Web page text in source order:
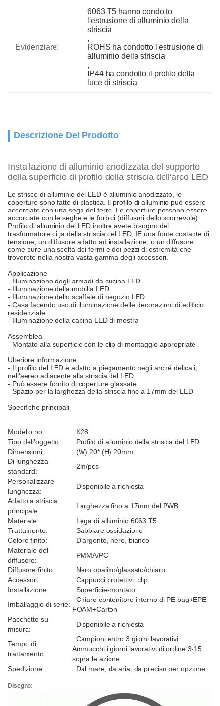
Evidenziare:
6063 T5 hanno condotto
l'estrusione di alluminio della
striscia
,
ROHS ha condotto l'estrusione di
alluminio della striscia
,
IP44 ha condotto il profilo della
luce di striscia
Descrizione Del Prodotto
Installazione di alluminio anodizzata del supporto
della superficie di profilo della striscia dell'arco LED
Le strisce di alluminio del LED è alluminio anodizzato, le
coperture sono fatte di plastica. Il profilo di alluminio può essere
accorciato con una sega del ferro. Le coperture possono essere
accorciate con le seghe e le forbici (diffusori dello scorrevole).
Profilo di alluminio del LED inoltre avete bisogno del
trasformatore di ja della striscia del LED, IE una fonte costante di
tensione, un diffusore adatto ad installazione, o un diffusore
come pure una scelta dei fermi e dei pezzi di estremità che
troverete nella nostra vasta gamma degli accessori.
Applicazione
- Illuminazione degli armadi da cucina LED
- Illuminazione della mobilia LED
- Illuminazione dello scaffale di negozio LED
- Casa facendo uso di illuminazione delle decorazioni di edificio
residenziale
- Illuminazione della cabina LED di mostra
Assemblea
- Montato alla superficie con le clip di montaggio appropriate
Ulteriore informazione
- Il profilo del LED è adatto a piegamento negli arché delicati,
nell'aereo adiacente alla striscia del LED
- Può essere fornito di coperture glassate
- Spazio per la larghezza della striscia fino a 17mm del LED
Specifiche principali
Modello no:
K28
Tipo dell'oggetto:
Profilo di alluminio della striscia del LED
Dimensioni:
(W) 20* (H) 20mm
Di lunghezza
standard:
2m/pcs
Personalizzare
lunghezza:
Disponibile a richiesta
Adatto a striscia
principale:
Larghezza fino a 17mm del PWB
Materiale:
Lega di alluminio 6063 T5
Trattamento:
Sabbiare ossidazione
Colore finito:
D'argento, nero, bianco
Materiale del
diffusore:
PMMA/PC
Diffusore finito:
Nero opalino/glassato/chiaro
Accessori:
Cappucci protettivi, clip
Installazione:
Superficie-montato
Imballaggio di serie:
Chiaro contenitore interno di PE bag+EPE
FOAM+Carton
Pacchetto su
misura:
Disponibile a richiesta
Tempo di
trattamento
Campioni entro 3 giorni lavorativi
Ammucchi i giorni lavorativi di ordine 3-15
sopra le azione
Spedizione
Dal mare, da aria, da preciso per opzione
Disegno: